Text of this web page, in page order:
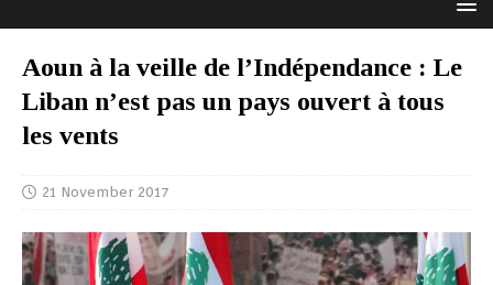
Aoun à la veille de l’Indépendance : Le
Liban n’est pas un pays ouvert à tous
les vents
21 November 2017